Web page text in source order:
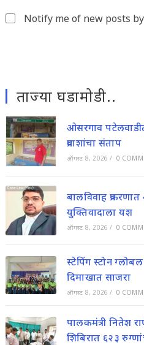
Notify me of new posts
ताज्या घडामोडी..
ओसरगाव
प्रवाशांचा संताप
ऑगस्ट 8, 2026 / 0
बालविवाह
युक्तिवादाला यश
ऑगस्ट 8, 2026 / 0
स्टेपिंग स्टोन
दिमाखात साजरा
ऑगस्ट 8, 2026 / 0
पालकमंत्री नितेश
शिबिरात ६२३